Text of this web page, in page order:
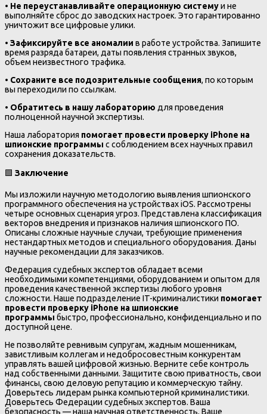
• Не переустанавливайте операционную системуи не
выполняйте сброс до заводских настроек. Это гарантированно
уничтожит все цифровые улики.
• Зафиксируйте все аномалии в работе устройства. Запишите
время разряда батареи, даты появления странных звуков,
объем неизвестного трафика.
• Сохраните все подозрительные сообщения, по которым
вы переходили по ссылкам.
• Обратитесь в нашу лабораторию для проведения
полноценной научной экспертизы.
Наша лаборатория помогает провести проверку iPhone на
шпионские программы с соблюдением всех научных правил
сохранения доказательств.
🟩 Заключение
Мы изложили научную методологию выявления шпионского
программного обеспечения на устройствах iOS. Рассмотрены
четыре основных сценария угроз. Представлена классификация
векторов внедрения и признаков наличия шпионского ПО.
Описаны сложные научные случаи, требующие применения
нестандартных методов и специального оборудования. Даны
научные рекомендации для заказчиков.
Федерация судебных экспертов обладает всеми
необходимыми компетенциями, оборудованием и опытом для
проведения качественной экспертизы любого уровня
сложности. Наше подразделение IT-криминалистики помогает
провести проверку iPhone на шпионские
программы быстро, профессионально, конфиденциально и по
доступной цене.
Не позволяйте ревнивым супругам, жадным мошенникам,
завистливым коллегам и недобросовестным конкурентам
управлять вашей цифровой жизнью. Верните себе контроль
над собственными данными. Защитите свою приватность, свои
финансы, свою деловую репутацию и коммерческую тайну.
Доверьтесь лидерам рынка компьютерной криминалистики.
Доверьтесь Федерации судебных экспертов. Ваша
безопасность — наша научная ответственность. Ваше